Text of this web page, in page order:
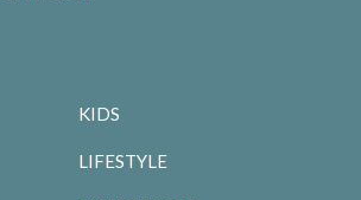
KIDS
LIFESTYLE